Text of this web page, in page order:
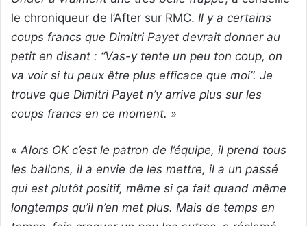
le chroniqueur de l’After sur RMC. Il y a certains
coups francs que Dimitri Payet devrait donner au
petit en disant : “Vas-y tente un peu ton coup, on
va voir si tu peux être plus efficace que moi”. Je
trouve que Dimitri Payet n’y arrive plus sur les
coups francs en ce moment. »
«Alors OK c’est le patron de l’équipe, il prend tous
les ballons, il a envie de les mettre, il a un passé
qui est plutôt positif, même si ça fait quand même
longtemps qu’il n’en met plus. Mais de temps en